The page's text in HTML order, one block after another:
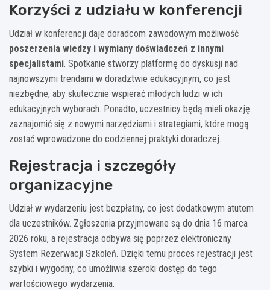
Korzyści z udziału w konferencji
Udział w konferencji daje doradcom zawodowym możliwość
poszerzenia wiedzy i wymiany doświadczeń z innymi
specjalistami. Spotkanie stworzy platformę do dyskusji nad
najnowszymi trendami w doradztwie edukacyjnym, co jest
niezbędne, aby skutecznie wspierać młodych ludzi w ich
edukacyjnych wyborach. Ponadto, uczestnicy będą mieli okazję
zaznajomić się z nowymi narzędziami i strategiami, które mogą
zostać wprowadzone do codziennej praktyki doradczej.
Rejestracja i szczegóły
organizacyjne
Udział w wydarzeniu jest bezpłatny, co jest dodatkowym atutem
dla uczestników. Zgłoszenia przyjmowane są do dnia 16 marca
2026 roku, a rejestracja odbywa się poprzez elektroniczny
System Rezerwacji Szkoleń. Dzięki temu proces rejestracji jest
szybki i wygodny, co umożliwia szeroki dostęp do tego
wartościowego wydarzenia.